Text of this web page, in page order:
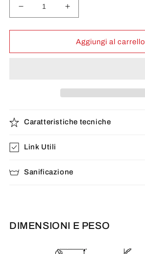
Diminuisci
quantità
per
VO
Aumenta
quantità
per
250
VO
Aggiungi al carrello
Caratteristiche tecniche
Link Utili
Sanificazione
DIMENSIONI E PESO